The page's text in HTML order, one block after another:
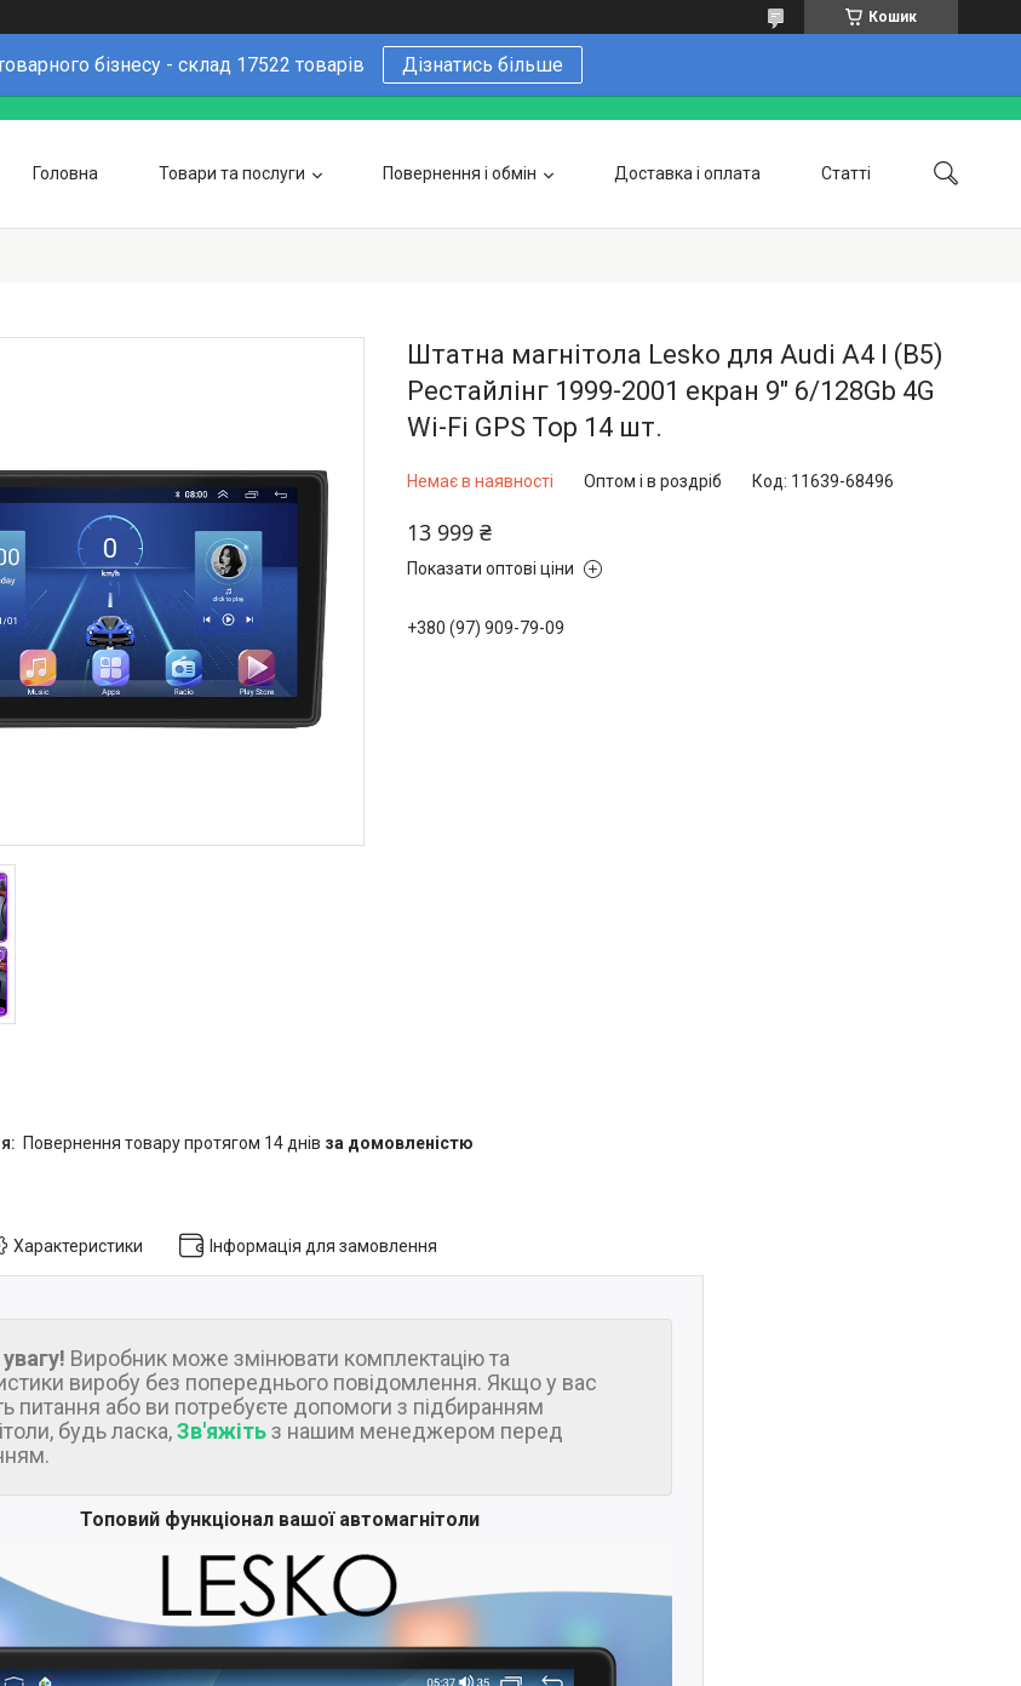
Кошик
бізнесу - склад 17522 товарів Дізнатись більше
Головна Товари та послуги Повернення і обмін Доставка і оплата Статті
Оптовим покупцям Напишіть нам в Telegram Фотогалерея
Штатна магнітола Lesko для Audi A4 I (B5)
Рестайлінг 1999-2001 екран 9" 6/128Gb 4G
Wi-Fi GPS Top 14 шт.
Немає в наявності Оптом і в роздріб Код: 11639-68496
13 999 ₴
Показати оптові ціни
+380 (97) 909-79-09
повернення товару протягом 14 днів за домовленістю
Характеристики Інформація для замовлення
Виробник може змінювати комплектацію та
виробу без попереднього повідомлення. Якщо у вас
питання або ви потребуєте допомоги з підбиранням
будь ласка,Зв'яжітьз нашим менеджером перед
Топовий функціонал вашої автомагнітоли